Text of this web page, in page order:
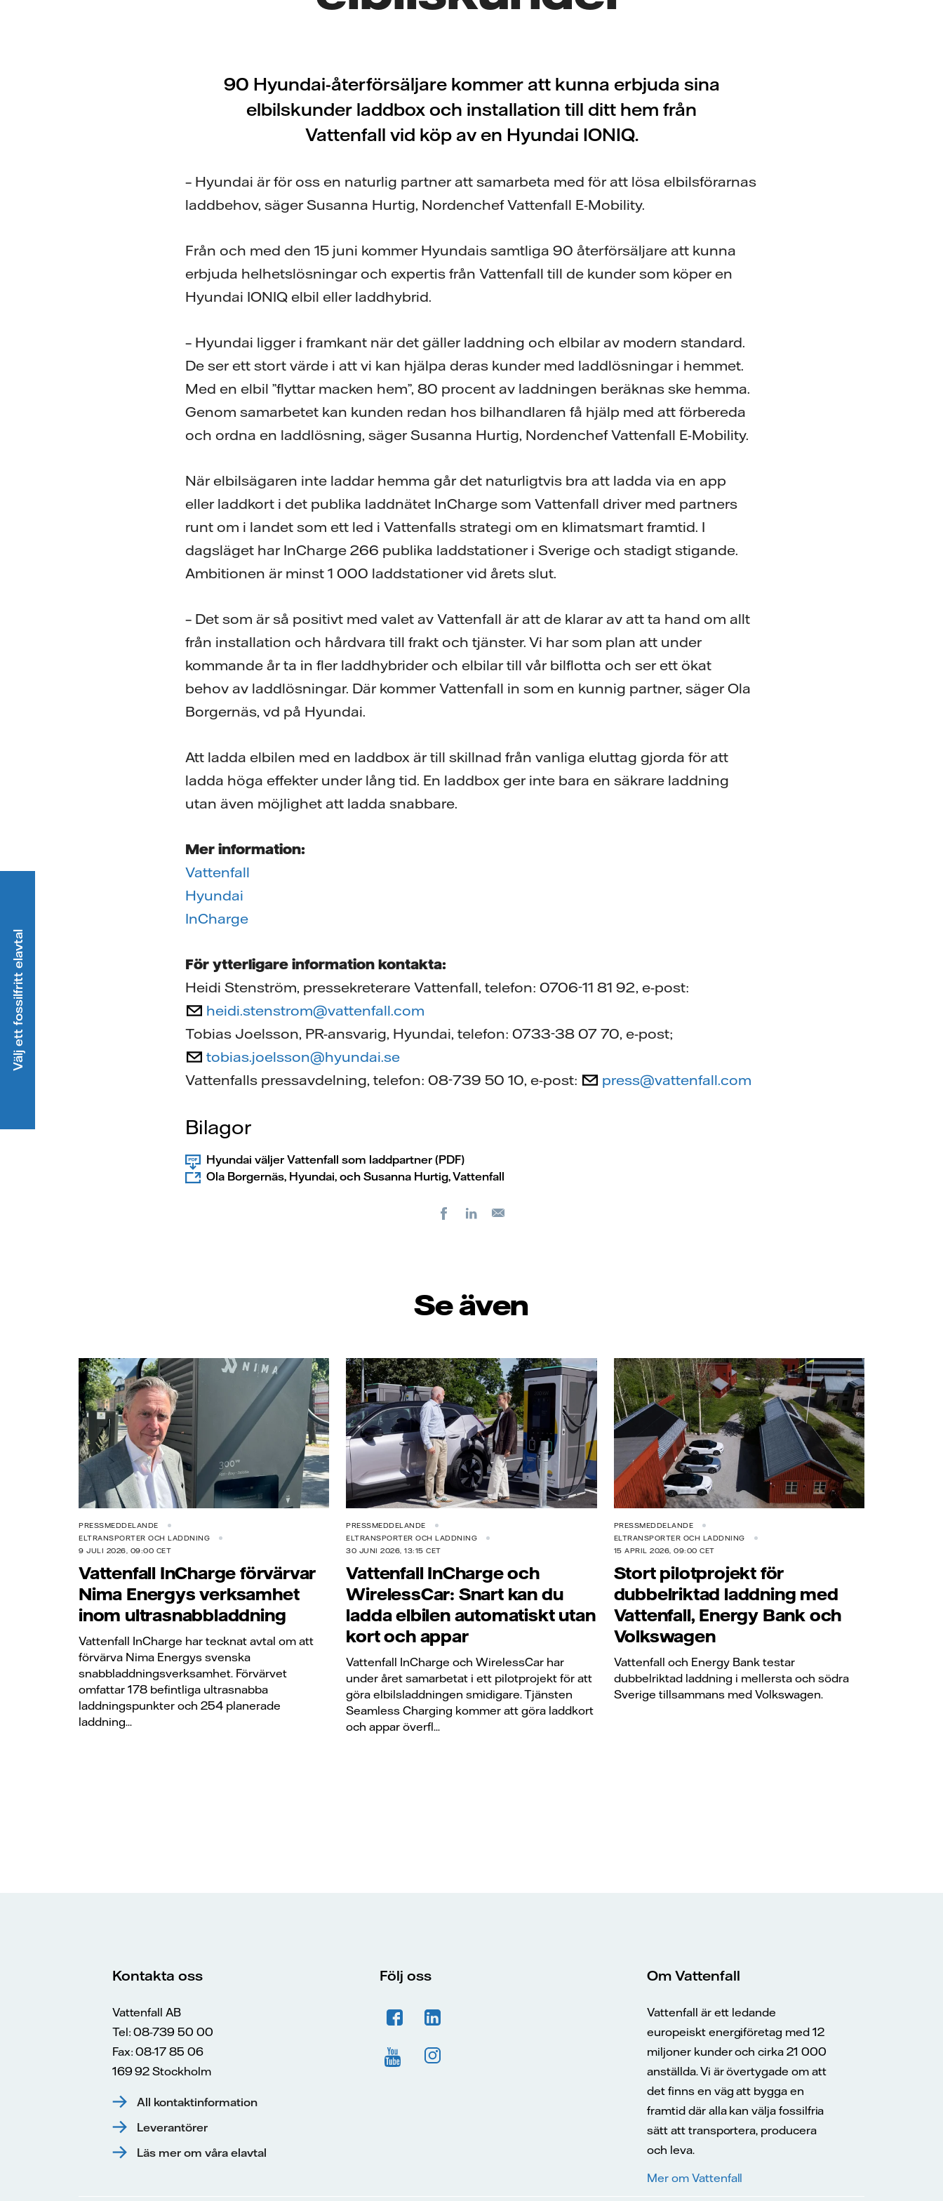
90 Hyundai-återförsäljare kommer att kunna erbjuda sina
elbilskunder laddbox och installation till ditt hem från
Vattenfall vid köp av en Hyundai IONIQ.
– Hyundai är för oss en naturlig partner att samarbeta med för att lösa elbilsförarnas
laddbehov, säger Susanna Hurtig, Nordenchef Vattenfall E-Mobility.
Från och med den 15 juni kommer Hyundais samtliga 90 återförsäljare att kunna
erbjuda helhetslösningar och expertis från Vattenfall till de kunder som köper en
Hyundai IONIQ elbil eller laddhybrid.
– Hyundai ligger i framkant när det gäller laddning och elbilar av modern standard.
De ser ett stort värde i att vi kan hjälpa deras kunder med laddlösningar i hemmet.
Med en elbil ”flyttar macken hem”, 80 procent av laddningen beräknas ske hemma.
Genom samarbetet kan kunden redan hos bilhandlaren få hjälp med att förbereda
och ordna en laddlösning, säger Susanna Hurtig, Nordenchef Vattenfall E-Mobility.
När elbilsägaren inte laddar hemma går det naturligtvis bra att ladda via en app
eller laddkort i det publika laddnätet InCharge som Vattenfall driver med partners
runt om i landet som ett led i Vattenfalls strategi om en klimatsmart framtid. I
dagsläget har InCharge 266 publika laddstationer i Sverige och stadigt stigande.
Ambitionen är minst 1 000 laddstationer vid årets slut.
– Det som är så positivt med valet av Vattenfall är att de klarar av att ta hand om allt
från installation och hårdvara till frakt och tjänster. Vi har som plan att under
kommande år ta in fler laddhybrider och elbilar till vår bilflotta och ser ett ökat
behov av laddlösningar. Där kommer Vattenfall in som en kunnig partner, säger Ola
Borgernäs, vd på Hyundai.
Att ladda elbilen med en laddbox är till skillnad från vanliga eluttag gjorda för att
ladda höga effekter under lång tid. En laddbox ger inte bara en säkrare laddning
utan även möjlighet att ladda snabbare.
Mer information:
Vattenfall
Hyundai
InCharge
För ytterligare information kontakta:
Heidi Stenström, pressekreterare Vattenfall, telefon: 0706-11 81 92, e-post:
heidi.stenstrom@vattenfall.com
Tobias Joelsson, PR-ansvarig, Hyundai, telefon: 0733-38 07 70, e-post;
tobias.joelsson@hyundai.se
Vattenfalls pressavdelning, telefon: 08-739 50 10, e-post:
press@vattenfall.com
Bilagor
Hyundai väljer Vattenfall som laddpartner (PDF)
Ola Borgernäs, Hyundai, och Susanna Hurtig, Vattenfall
FacebookLinkedIn
Se även
PRESSMEDDELANDE
ELTRANSPORTER OCH LADDNING
9 JULI 2026, 09:00 CET
Vattenfall InCharge förvärvar
Nima Energys verksamhet
inom ultrasnabbladdning
Vattenfall InCharge har tecknat avtal om att
förvärva Nima Energys svenska
snabbladdningsverksamhet. Förvärvet
omfattar 178 befintliga ultrasnabba
laddningspunkter och 254 planerade
laddning...
PRESSMEDDELANDE
ELTRANSPORTER OCH LADDNING
30 JUNI 2026, 13:15 CET
Vattenfall InCharge och
WirelessCar: Snart kan du
ladda elbilen automatiskt utan
kort och appar
Vattenfall InCharge och WirelessCar har
under året samarbetat i ett pilotprojekt för att
göra elbilsladdningen smidigare. Tjänsten
Seamless Charging kommer att göra laddkort
och appar överfl...
PRESSMEDDELANDE
ELTRANSPORTER OCH LADDNING
15 APRIL 2026, 09:00 CET
Stort pilotprojekt för
dubbelriktad laddning med
Vattenfall, Energy Bank och
Volkswagen
Vattenfall och Energy Bank testar
dubbelriktad laddning i mellersta och södra
Sverige tillsammans med Volkswagen.
Välj ett fossilfritt elavtal
Kontakta oss
Vattenfall AB
Tel: 08-739 50 00
Fax: 08-17 85 06
169 92 Stockholm
All kontaktinformation
Leverantörer
Läs mer om våra elavtal
Följ oss Om Vattenfall
Vattenfall är ett ledande
europeiskt energiföretag med 12
miljoner kunder och cirka 21 000
anställda. Vi är övertygade om att
det finns en väg att bygga en
framtid där alla kan välja fossilfria
sätt att transportera, producera
och leva.
Mer om Vattenfall